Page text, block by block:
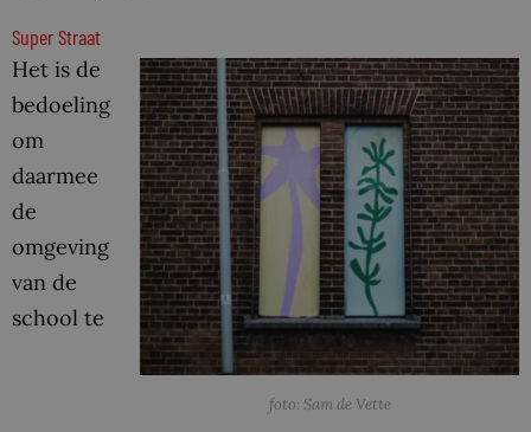
Super Straat
foto: Sam de Vette
Het is de
bedoeling
om
daarmee
de
omgeving
van de
school te